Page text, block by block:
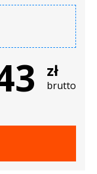
zł
brutto